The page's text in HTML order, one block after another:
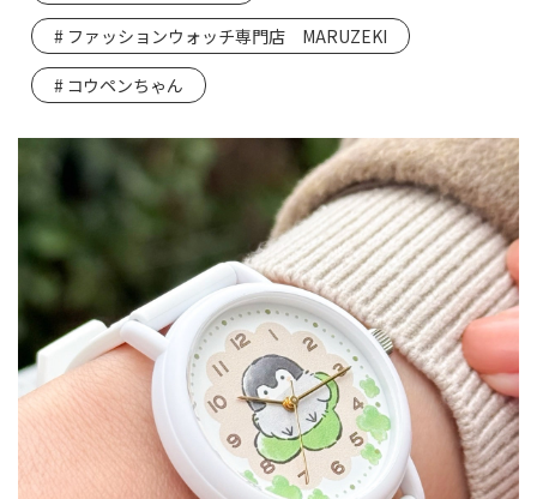
ファッションウォッチ専門店 MARUZEKI
コウペンちゃん